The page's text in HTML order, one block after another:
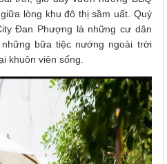
lòng khu đô thị sầm uất. Quý
Đan Phượng là những cư dân
bữa tiệc nướng ngoài trời
khuôn viên sống.